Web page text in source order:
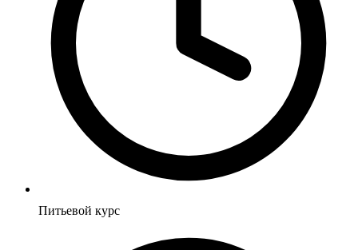
Питьевой курс